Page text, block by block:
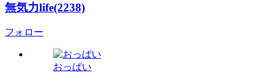
無気力life(2238)
フォロー
おっぱい